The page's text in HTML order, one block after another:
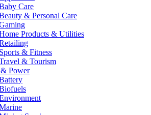
Care
& Personal Care
Products & Utilities
Sports & Fitness
& Tourism
Power